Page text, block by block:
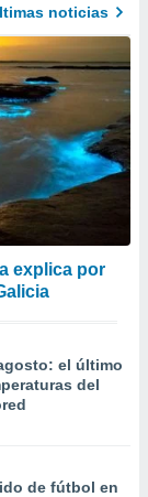
noticias
explica por
el último
del
de fútbol en